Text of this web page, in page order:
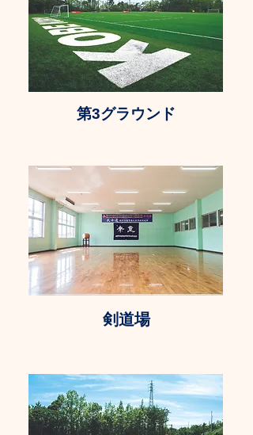
​​第3グラウンド
剣道場